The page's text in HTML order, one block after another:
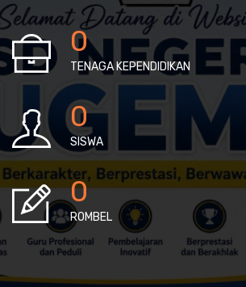
0
TENAGA KEPENDIDIKAN
0
SISWA
0
ROMBEL